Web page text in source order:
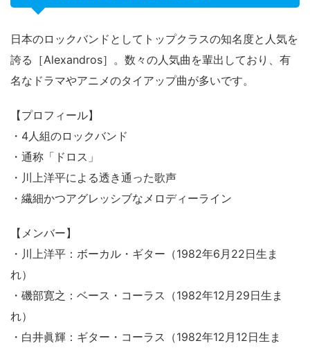
日本のロックバンドとしてトップクラスの知名度と人気を
誇る［Alexandros］。数々の人気曲を輩出しており、有
名なドラマやアニメのタイアップ曲が多いです。
【プロフィール】
・4人組のロックバンド
・通称「ドロス」
・川上洋平による透き通った歌声
・繊細かつアグレッシブなメロディーライン
【メンバー】
・川上洋平：ボーカル・ギター（1982年6月22日生ま
れ）
・磯部寛之：ベース・コーラス（1982年12月29日生ま
れ）
・白井眞輝：ギター・コーラス（1982年12月12日生ま